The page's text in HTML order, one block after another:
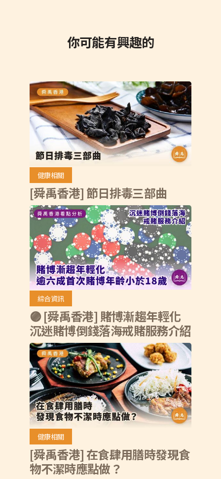
你可能有興趣的
健康相關
[舜禹香港] 節日排毒三部曲
綜合資訊
🟣 [舜禹香港] 賭博漸趨年輕化
沉迷賭博倒錢落海戒賭服務介紹
健康相關
[舜禹香港] 在食肆用膳時發現食
物不潔時應點做？